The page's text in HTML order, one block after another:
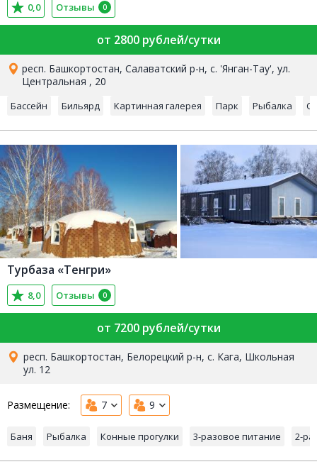
0,0 Отзывы 0
от 2800 рублей/сутки
респ. Башкортостан, Салаватский р-н, с. 'Янган-Тау', ул.
Центральная , 20
Бассейн Бильярд Картинная галерея Парк Рыбалка
Турбаза «Тенгри»
8,0 Отзывы 0
от 7200 рублей/сутки
респ. Башкортостан, Белорецкий р-н, с. Кага, Школьная
ул. 12
Размещение: 7 9
Баня Рыбалка Конные прогулки 3-разовое питание 2-